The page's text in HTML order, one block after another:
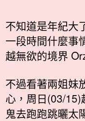
不知道是年紀大
一段時間什麼事
越無欲的境界
不過看著兩姐妹
心，周日(03/
鬼去跑跑跳曬太